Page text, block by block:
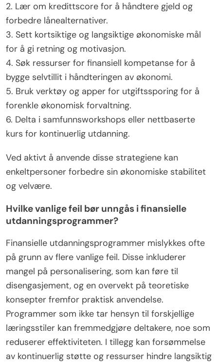
2. Lær om kredittscore for å håndtere gjeld og
forbedre lånealternativer.
3. Sett kortsiktige og langsiktige økonomiske mål
for å gi retning og motivasjon.
4. Søk ressurser for finansiell kompetanse for å
bygge selvtillit i håndteringen av økonomi.
5. Bruk verktøy og apper for utgiftssporing for å
forenkle økonomisk forvaltning.
6. Delta i samfunnsworkshops eller nettbaserte
kurs for kontinuerlig utdanning.
Ved aktivt å anvende disse strategiene kan
enkeltpersoner forbedre sin økonomiske stabilitet
og velvære.
Hvilke vanlige feil bør unngås i finansielle
utdanningsprogrammer?
Finansielle utdanningsprogrammer mislykkes ofte
på grunn av flere vanlige feil. Disse inkluderer
mangel på personalisering, som kan føre til
disengasjement, og en overvekt på teoretiske
konsepter fremfor praktisk anvendelse.
Programmer som ikke tar hensyn til forskjellige
læringsstiler kan fremmedgjøre deltakere, noe som
reduserer effektiviteten. I tillegg kan forsømmelse
av kontinuerlig støtte og ressurser hindre langsiktig